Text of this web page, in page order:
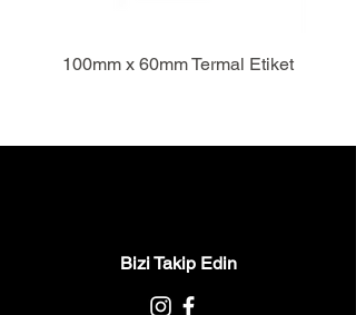
100mm x 60mm Termal Etiket
Bizi Takip Edin